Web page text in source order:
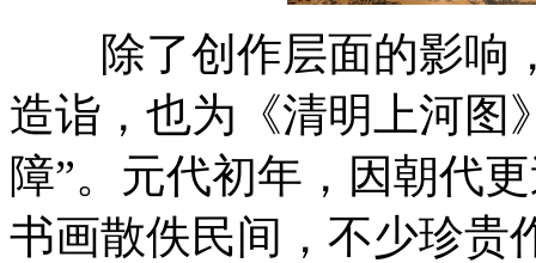
除了创作层面的影响
造诣，也为《清明上河图
障”。元代初年，因朝代
书画散佚民间，不少珍贵